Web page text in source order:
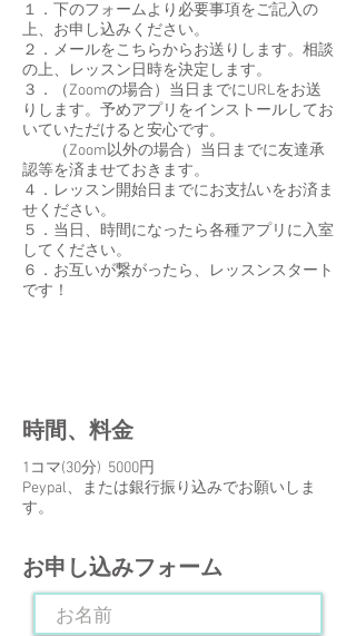
１．下のフォームより必要事項をご記入の
上、お申し込みください。
２．メールをこちらからお送りします。相談
の上、レッスン日時を決定します。
３．（Zoomの場合）当日までにURLをお送
りします。予めアプリをインストールしてお
いていただけると安心です。
（Zoom以外の場合）当日までに友達承
認等を済ませておきます。
４．レッスン開始日までにお支払いをお済ま
せください。
５．当日、時間になったら各種アプリに入室
してください。
​６．お互いが繋がったら、レッスンスタート
です！
​時間、料金
1コマ(30分) 5000円
Peypal、または銀行振り込みでお願いしま
す。
​お申し込みフォーム